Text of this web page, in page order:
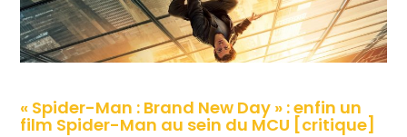
« Spider-Man : Brand New Day » : enfin un
film Spider-Man au sein du MCU [critique]